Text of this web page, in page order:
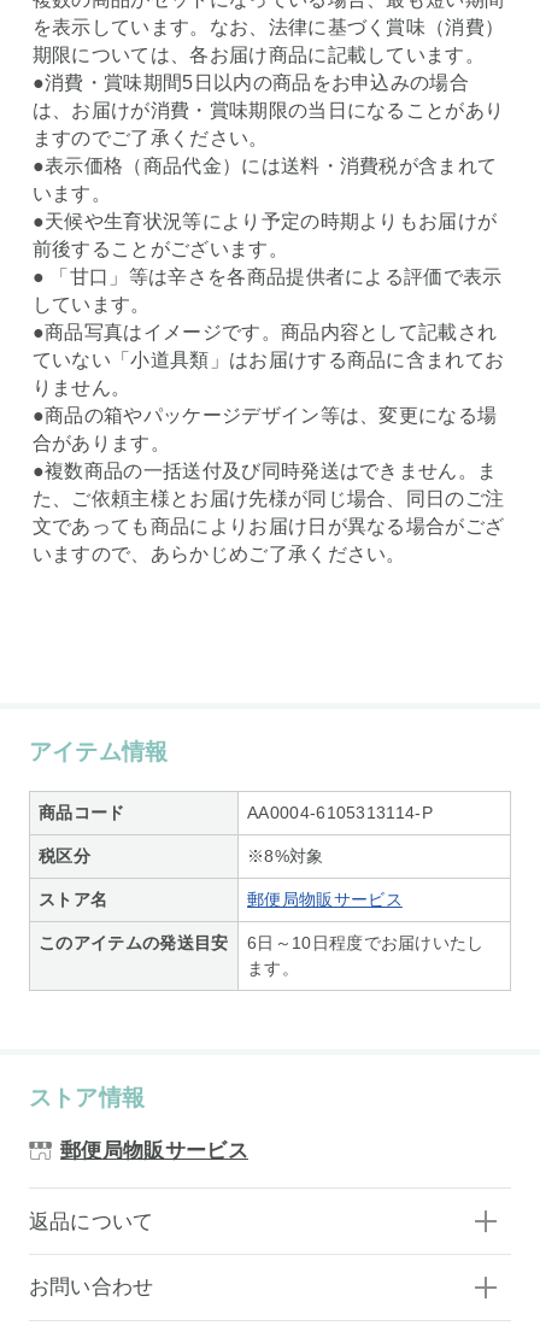
を表示しています。なお、法律に基づく賞味（消費）
期限については、各お届け商品に記載しています。
●消費・賞味期間5日以内の商品をお申込みの場合
は、お届けが消費・賞味期限の当日になることがあり
ますのでご了承ください。
●表示価格（商品代金）には送料・消費税が含まれて
います。
●天候や生育状況等により予定の時期よりもお届けが
前後することがございます。
● 「甘口」等は辛さを各商品提供者による評価で表示
しています。
●商品写真はイメージです。商品内容として記載され
ていない「小道具類」はお届けする商品に含まれてお
りません。
●商品の箱やパッケージデザイン等は、変更になる場
合があります。
●複数商品の一括送付及び同時発送はできません。ま
た、ご依頼主様とお届け先様が同じ場合、同日のご注
文であっても商品によりお届け日が異なる場合がござ
いますので、あらかじめご了承ください。
アイテム情報
商品コード AA0004-6105313114-P
税区分 ※8%対象
ストア名 郵便局物販サービス
このアイテムの発送目安
6日～10日程度でお届けいたし
ます。
ストア情報
郵便局物販サービス
返品について
お問い合わせ